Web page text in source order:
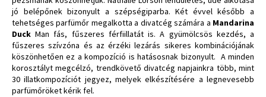
jó belépőnek bizonyult a szépségiparba. Két évvel később a
tehetséges parfümőr megalkotta a divatcég számára a Mandarina
Duck Man fás, fűszeres férfiillatát is. A gyümölcsös kezdés, a
fűszeres szívzóna és az érzéki lezárás sikeres kombinációjának
köszönhetően ez a kompozíció is hatásosnak bizonyult. A minden
korosztályt megcélzó, trendkövető divatcég napjainkra több, mint
30 illatkompozíciót jegyez, melyek elkészítésére a legnevesebb
parfümőröket kérik fel.